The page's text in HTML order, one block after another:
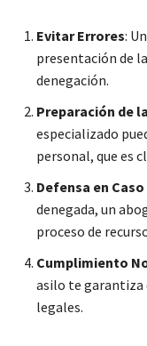
Evitar Errores:
presentación de
denegación.
Preparación de
especializado
personal, que es
Defensa en
denegada, un
proceso de
Cumplimiento
asilo te garantiza
legales.